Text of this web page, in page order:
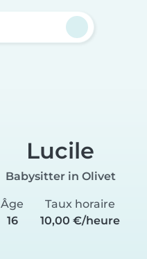
Lucile
Babysitter in Olivet
Âge
16
Taux horaire
10,00 €/heure